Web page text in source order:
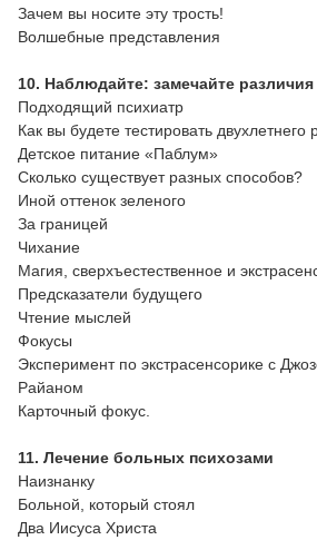
Зачем вы носите эту трость!
Волшебные представления
10. Наблюдайте: замечайте различия
Подходящий психиатр
Как вы будете тестировать двухлетнего
Детское питание «Паблум»
Сколько существует разных способов?
Иной оттенок зеленого
За границей
Чихание
Магия, сверхъестественное и
Предсказатели будущего
Чтение мыслей
Фокусы
Эксперимент по экстрасенсорике с
Райаном
Карточный фокус.
11. Лечение больных психозами
Наизнанку
Больной, который стоял
Два Иисуса Христа